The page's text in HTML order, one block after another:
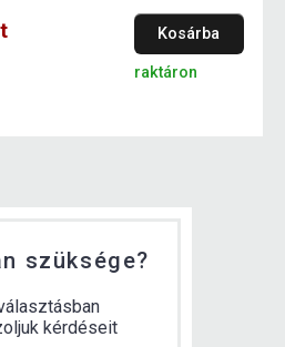
Kosárba
raktáron
szüksége?
kérdéseit